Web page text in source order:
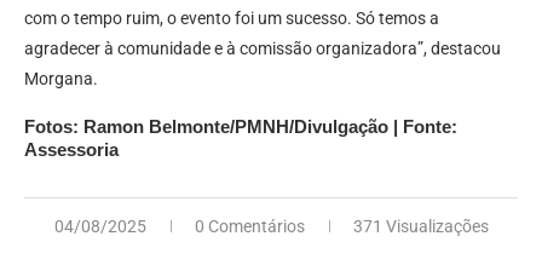
com o tempo ruim, o evento foi um sucesso. Só temos a
agradecer à comunidade e à comissão organizadora”, destacou
Morgana.
Fotos: Ramon Belmonte/PMNH/Divulgação | Fonte:
Assessoria
04/08/2025 0 Comentários 371 Visualizações